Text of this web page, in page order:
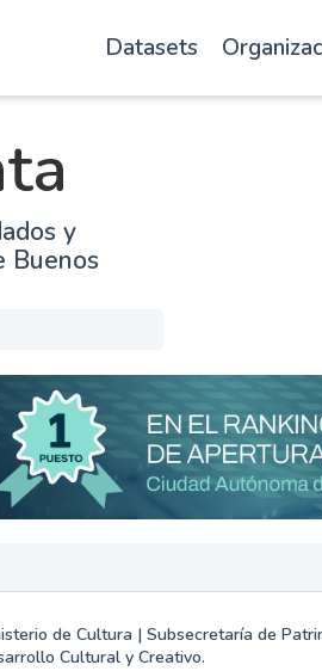
Datasets
y
Buenos
de Cultura | Subsecretaría de
Cultural y Creativo.